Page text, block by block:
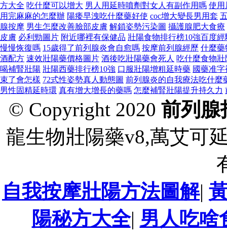
方大全 吃什麼可以增大 男人用延時噴劑對女人有副作用嗎 使用
用完麻麻的怎麼辦 陽痿早洩吃什麼藥好使 coc增大變長男用套
腺按摩 男生怎麼改善臉部皮膚 解鎖姿勢污染圖 攝護腺肥大食療
皮膚 必利勁圖片 附近哪裡有保健品 壯陽食物排行榜10強百度經
慢慢恢復嗎 15歲得了前列腺炎會自愈嗎 按摩前列腺經歷 什麼藥
酒配方 速效壯陽藥價格圖片 酒後吃壯陽藥會死人 吃什麼食物壯
喝補腎壯陽 壯陽西藥排行榜10強 口服壯陽增粗延時藥 國藥准
束了會怎樣 72式性姿勢真人動態圖 前列腺炎的自我療法吃什麼
男性固精延時環 真有增大增長的藥嗎 怎麼補腎壯陽提升持久力
© Copyright 2020 前列腺
龍生物壯陽藥v8,萬艾可
自我按摩壯陽方法圖解|
陽秘方大全| 男人吃啥